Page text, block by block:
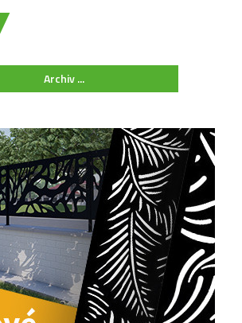
Archiv ...